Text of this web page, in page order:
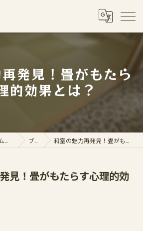
発見！畳がもたら
的効果とは？
ブログ 和室の魅力再発見！畳がもたらす心理的効果とは？
見！畳がもたらす心理的効